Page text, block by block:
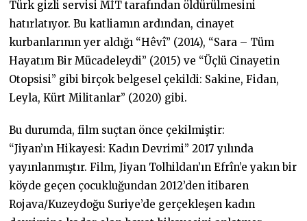
Türk gizli servisi MİT tarafından öldürülmesini
hatırlatıyor. Bu katliamın ardından, cinayet
kurbanlarının yer aldığı “Hêvî” (2014), “Sara – Tüm
Hayatım Bir Mücadeleydi” (2015) ve “Üçlü Cinayetin
Otopsisi” gibi birçok belgesel çekildi: Sakine, Fidan,
Leyla, Kürt Militanlar” (2020) gibi.
Bu durumda, film suçtan önce çekilmiştir:
“Jiyan’ın Hikayesi: Kadın Devrimi” 2017 yılında
yayınlanmıştır. Film, Jiyan Tolhildan’ın Efrîn’e yakın bir
köyde geçen çocukluğundan 2012’den itibaren
Rojava/Kuzeydoğu Suriye’de gerçekleşen kadın